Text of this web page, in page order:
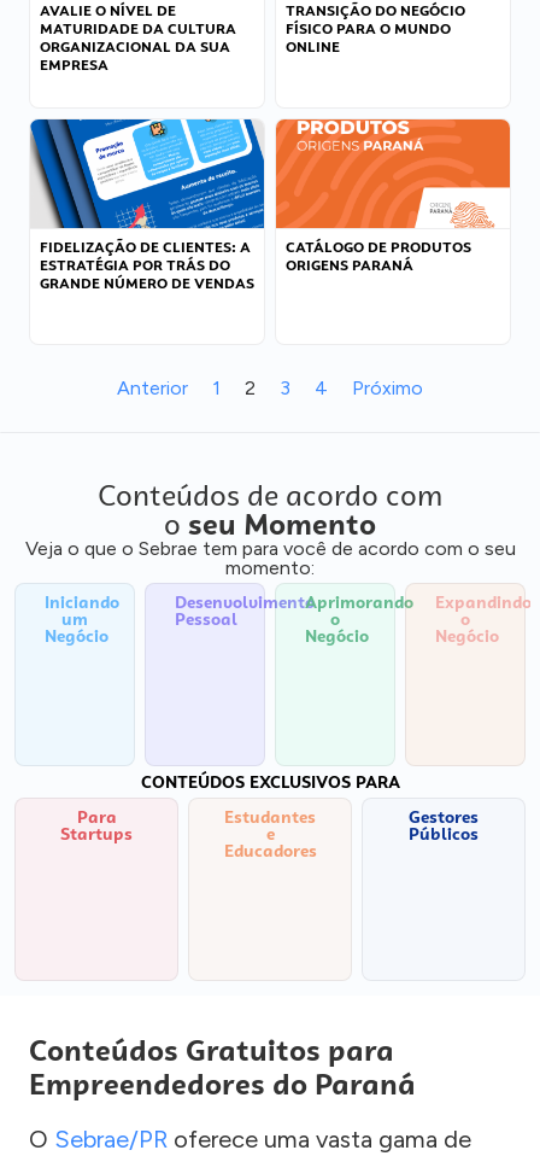
AVALIE O NÍVEL DE
MATURIDADE DA CULTURA
ORGANIZACIONAL DA SUA
EMPRESA
TRANSIÇÃO DO NEGÓCIO
FÍSICO PARA O MUNDO
ONLINE
FIDELIZAÇÃO DE CLIENTES: A
ESTRATÉGIA POR TRÁS DO
GRANDE NÚMERO DE VENDAS
CATÁLOGO DE PRODUTOS
ORIGENS PARANÁ
Anterior 1 2 3 4 Próximo
Conteúdos de acordo com
o seu Momento
Veja o que o Sebrae tem para você de acordo com o seu
momento:
Iniciando
um
Negócio
Desenvolvimento
Pessoal
Aprimorando
o
Negócio
Expandindo
o
Negócio
CONTEÚDOS EXCLUSIVOS PARA
Para
Startups
Estudantes
e
Educadores
Gestores
Públicos
Conteúdos Gratuitos para
Empreendedores do Paraná
O Sebrae/PR oferece uma vasta gama de